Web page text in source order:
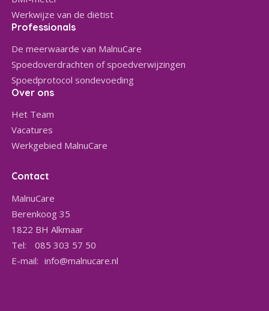
Werkwijze van de diëtist
Professionals
De meerwaarde van MalnuCare
Spoedoverdrachten of spoedverwijzingen
Spoedprotocol sondevoeding
Over ons
Het Team
Vacatures
Werkgebied MalnuCare
Contact
MalnuCare
Berenkoog 35
1822 BH Alkmaar
Tel:
085 303 57 50
E-mail: info@malnucare.nl